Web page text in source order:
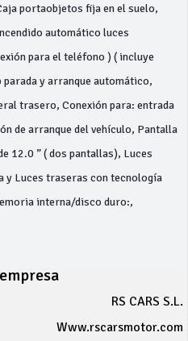
portaobjetos fija en el suelo,
automático luces
para el teléfono ) ( incluye
y arranque automático,
trasero, Conexión para: entrada
de arranque del vehículo, Pantalla
12.0 ” ( dos pantallas), Luces
y Luces traseras con tecnología
interna/disco duro:,
RS CARS S.L.
Www.rscarsmotor.com